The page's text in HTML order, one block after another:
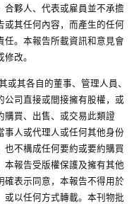
合夥人、代表或雇員並不承擔
其任何內容，而產生的任何
任。本報告所載資訊和意見會
改。
或其各自的董事、管理人員、
公司直接或間接擁有股權，或
購買、出售、或交易此類證
事人或代理人或任何其他身份
也不構成任何要約或要約購買
本報告受版權保護及擁有其他
確表示同意，本報告不得用於
或以任何方式轉載。本刊物批